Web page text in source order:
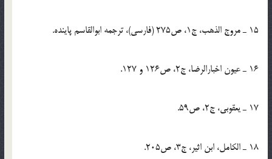
15 ـ مروج الذهب، ج1، ص275 (فارسی)، ترجمه ابوالقاسم پاینده.
16 ـ عیون اخبارالرضا، ج2، ص126 و 127.
17 ـ یعقوبی، ج2، ص59.
18 ـ الکامل، ابن اثیر، ج3، ص205.